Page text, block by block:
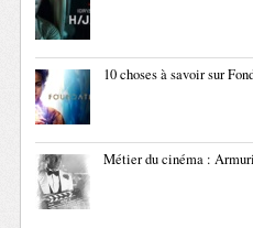
10 choses à savoir sur
Métier du cinéma :